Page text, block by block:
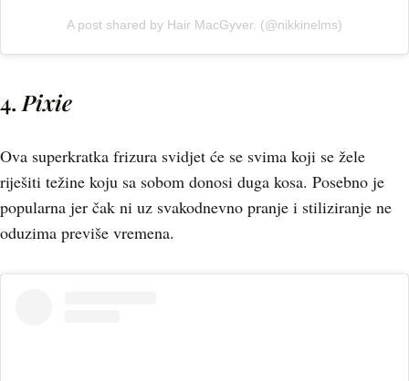
A post shared by Hair MacGyver. (@nikkinelms)
4. Pixie
Ova superkratka frizura svidjet će se svima koji se žele
riješiti težine koju sa sobom donosi duga kosa. Posebno je
popularna jer čak ni uz svakodnevno pranje i stiliziranje ne
oduzima previše vremena.